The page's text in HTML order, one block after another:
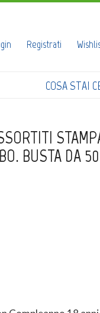
Registrati
BUSTA DA